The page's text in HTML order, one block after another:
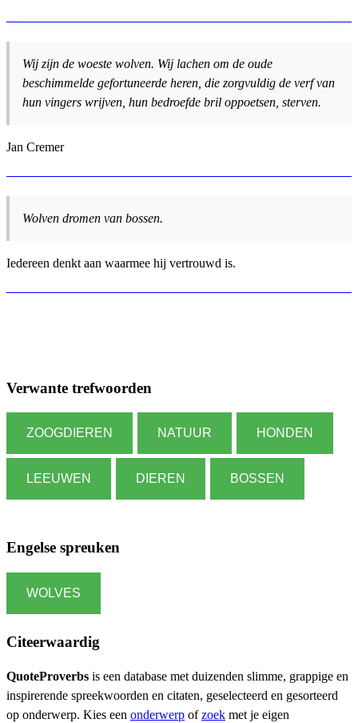
Wij zijn de woeste wolven. Wij lachen om de oude
beschimmelde gefortuneerde heren, die zorgvuldig de verf van
hun vingers wrijven, hun bedroefde bril oppoetsen, sterven.
Jan Cremer
Wolven dromen van bossen.
Iedereen denkt aan waarmee hij vertrouwd is.
Verwante trefwoorden
ZOOGDIEREN NATUUR HONDEN
LEEUWEN DIEREN BOSSEN
Engelse spreuken
WOLVES
Citeerwaardig
QuoteProverbs is een database met duizenden slimme, grappige en
inspirerende spreekwoorden en citaten, geselecteerd en gesorteerd
op onderwerp. Kies een onderwerp ofzoek met je eigen